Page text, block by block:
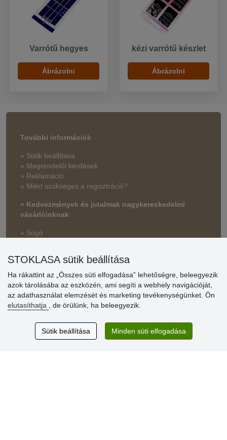
Varrótű hegyes
Ábrázolni
kézi varrótű készlet
Ábrázolni
További információk
» Sütik beállítása
» Megrendelői kérdések
» Reklamáció
» Miért szükséges a regisztráció?
» Kedvezmények és jutalmak nagykereskedelmi
vásárlóinknak
» Súgó
Vásárlók
értékelése
Excellent service
Aktuális 159 recenzió
STOKLASA sütik beállítása
Ha rákattint az „Összes süti elfogadása” lehetőségre, beleegyezik
azok tárolásába az eszközén, ami segíti a webhely navigációját,
az adathasználat elemzését és marketing tevékenységünket. Ön
elutasíthatja
, de örülünk, ha beleegyezik.
Sütik beállítása Minden süti elfogadása